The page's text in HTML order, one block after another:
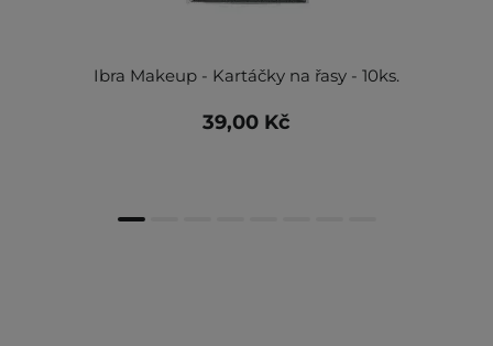
Ibra Makeup - Kartáčky na řasy - 10ks.
39,00 Kč